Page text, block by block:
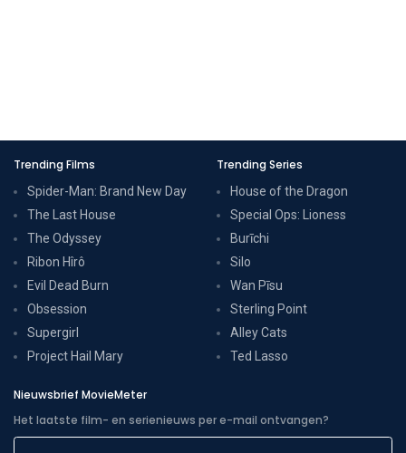
Trending Films
Spider-Man: Brand New Day
The Last House
The Odyssey
Ribon Hîrô
Evil Dead Burn
Obsession
Supergirl
Project Hail Mary
Trending Series
House of the Dragon
Special Ops: Lioness
Burīchi
Silo
Wan Pīsu
Sterling Point
Alley Cats
Ted Lasso
Nieuwsbrief MovieMeter
Het laatste film- en serienieuws per e-mail ontvangen?